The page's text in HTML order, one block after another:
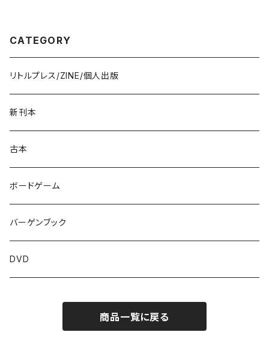
CATEGORY
リトルプレス/ZINE/個人出版
新刊本
古本
ボードゲーム
バーゲンブック
DVD
商品一覧に戻る